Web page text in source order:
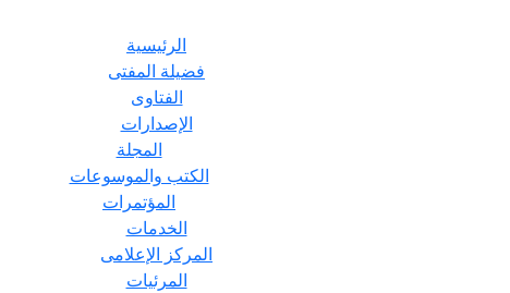
الرئيسية
فضيلة المفتى
الفتاوى
الإصدارات
المجلة
الكتب والموسوعات
المؤتمرات
الخدمات
المركز الإعلامى
المرئيات